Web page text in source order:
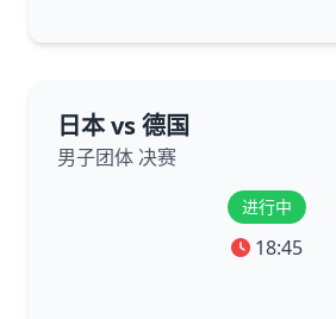
日本 vs 德国
男子团体 决赛
进行中
18:45